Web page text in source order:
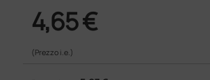
4,65 €
(Prezzo i.e.)